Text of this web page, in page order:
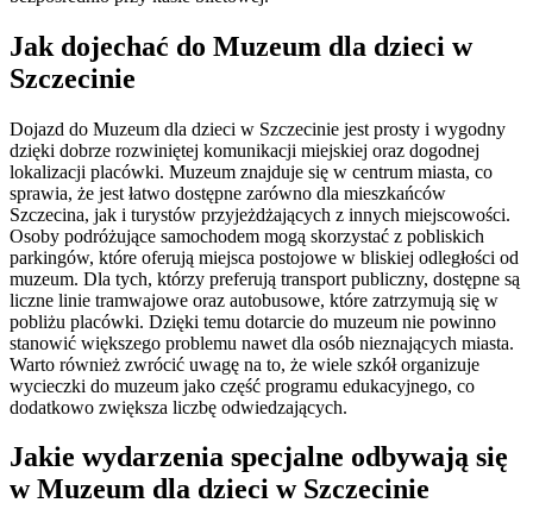
Jak dojechać do Muzeum dla dzieci w
Szczecinie
Dojazd do Muzeum dla dzieci w Szczecinie jest prosty i wygodny
dzięki dobrze rozwiniętej komunikacji miejskiej oraz dogodnej
lokalizacji placówki. Muzeum znajduje się w centrum miasta, co
sprawia, że jest łatwo dostępne zarówno dla mieszkańców
Szczecina, jak i turystów przyjeżdżających z innych miejscowości.
Osoby podróżujące samochodem mogą skorzystać z pobliskich
parkingów, które oferują miejsca postojowe w bliskiej odległości od
muzeum. Dla tych, którzy preferują transport publiczny, dostępne są
liczne linie tramwajowe oraz autobusowe, które zatrzymują się w
pobliżu placówki. Dzięki temu dotarcie do muzeum nie powinno
stanowić większego problemu nawet dla osób nieznających miasta.
Warto również zwrócić uwagę na to, że wiele szkół organizuje
wycieczki do muzeum jako część programu edukacyjnego, co
dodatkowo zwiększa liczbę odwiedzających.
Jakie wydarzenia specjalne odbywają się
w Muzeum dla dzieci w Szczecinie